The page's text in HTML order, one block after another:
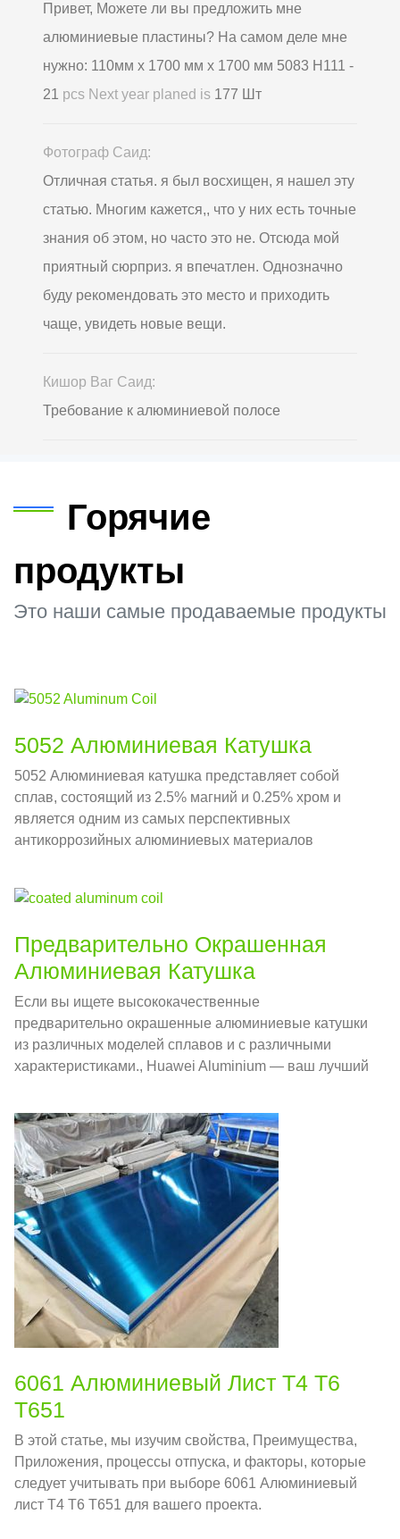
Привет, Можете ли вы предложить мне
алюминиевые пластины? На самом деле мне
нужно: 110мм x 1700 мм x 1700 мм 5083 Н111 -
21 pcs Next year planed is 177 Шт
Фотограф Саид:
Отличная статья. я был восхищен, я нашел эту
статью. Многим кажется,, что у них есть точные
знания об этом, но часто это не. Отсюда мой
приятный сюрприз. я впечатлен. Однозначно
буду рекомендовать это место и приходить
чаще, увидеть новые вещи.
Кишор Ваг Саид:
Требование к алюминиевой полосе
Горячие
продукты
Это наши самые продаваемые продукты
5052 Алюминиевая Катушка
5052 Алюминиевая катушка представляет собой
сплав, состоящий из 2.5% магний и 0.25% хром и
является одним из самых перспективных
антикоррозийных алюминиевых материалов
Предварительно Окрашенная
Алюминиевая Катушка
Если вы ищете высококачественные
предварительно окрашенные алюминиевые катушки
из различных моделей сплавов и с различными
характеристиками., Huawei Aluminium — ваш лучший
6061 Алюминиевый Лист T4 T6
T651
В этой статье, мы изучим свойства, Преимущества,
Приложения, процессы отпуска, и факторы, которые
следует учитывать при выборе 6061 Алюминиевый
лист T4 T6 T651 для вашего проекта.